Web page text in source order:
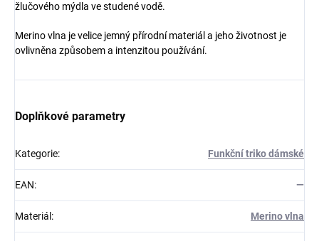
žlučového mýdla ve studené vodě.
Merino vlna je velice jemný přírodní materiál a jeho životnost je
ovlivněna způsobem a intenzitou používání.
Doplňkové parametry
Kategorie: Funkční triko dámské
EAN: —
Materiál : Merino vlna